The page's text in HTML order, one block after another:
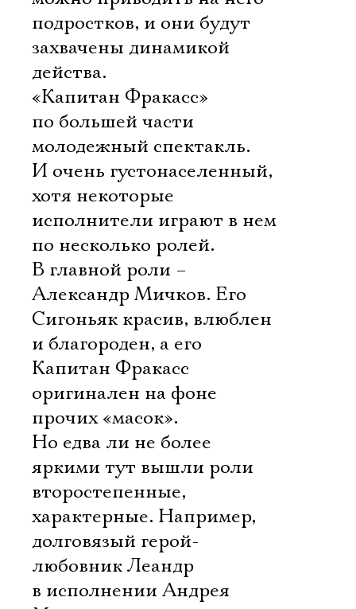
подростков, и они будут
захвачены динамикой
действа.
«Капитан Фракасс» 
по большей части
молодежный спектакль.
И очень густонаселенный,
хотя некоторые
исполнители играют в нем
по несколько ролей.
В главной роли –
Александр Мичков. Его
Сигоньяк красив, влюблен
и благороден, а его
Капитан Фракасс
оригинален на фоне
прочих «масок».
Но едва ли не более
яркими тут вышли роли
второстепенные,
характерные. Например,
долговязый герой-
любовник Леандр
в исполнении Андрея